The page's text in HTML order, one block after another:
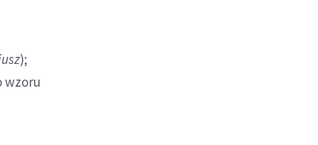
);
wzoru